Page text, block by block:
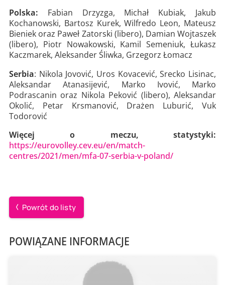
Polska: Fabian Drzyzga, Michał Kubiak, Jakub
Kochanowski, Bartosz Kurek, Wilfredo Leon, Mateusz
Bieniek oraz Paweł Zatorski (libero), Damian Wojtaszek
(libero), Piotr Nowakowski, Kamil Semeniuk, Łukasz
Kaczmarek, Aleksander Śliwka, Grzegorz Łomacz
Serbia: Nikola Jovović, Uros Kovacević, Srecko Lisinac,
Aleksandar Atanasijević, Marko Ivović, Marko
Podrascanin oraz Nikola Peković (libero), Aleksandar
Okolić, Petar Krsmanović, Drażen Luburić, Vuk
Todorović
Więcej o meczu, statystyki:
https://eurovolley.cev.eu/en/match-
centres/2021/men/mfa-07-serbia-v-poland/
Powrót do listy
POWIĄZANE INFORMACJE